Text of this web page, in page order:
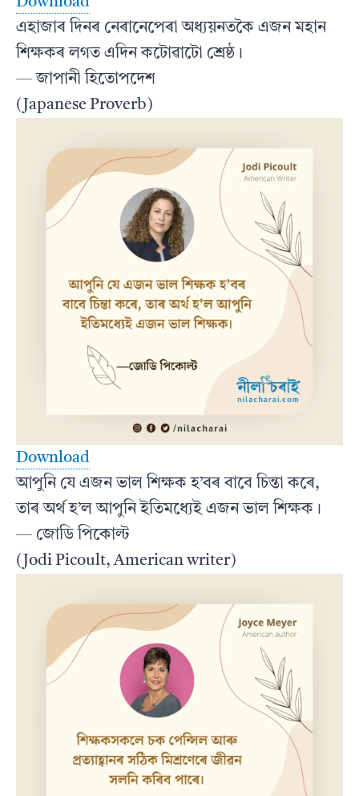
এহাজাৰ দিনৰ নেৰানেপেৰা অধ্যয়নতকৈ এজন মহান
শিক্ষকৰ লগত এদিন কটোৱাটো শ্ৰেষ্ঠ।
— জাপানী হিতোপদেশ
(Japanese Proverb)
Download
আপুনি যে এজন ভাল শিক্ষক হ’বৰ বাবে চিন্তা কৰে,
তাৰ অৰ্থ হ’ল আপুনি ইতিমধ্যেই এজন ভাল শিক্ষক।
— জোডি পিকোল্ট
(Jodi Picoult, American writer)